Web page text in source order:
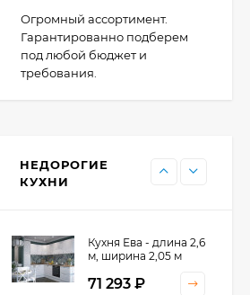
Огромный ассортимент.
Гарантированно подберем
под любой бюджет и
требования.
НЕДОРОГИЕ
КУХНИ
Кухня Point 1,2 м -
13 655₽
11 476
Кухня Ева - длина 2,6
м, ширина 2,05 м
71 293 ₽